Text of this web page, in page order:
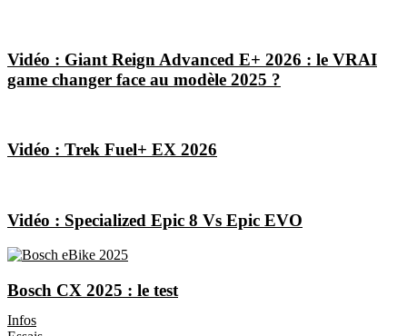
Vidéo : Giant Reign Advanced E+ 2026 : le VRAI
game changer face au modèle 2025 ?
Vidéo : Trek Fuel+ EX 2026
Vidéo : Specialized Epic 8 Vs Epic EVO
Bosch CX 2025 : le test
Infos